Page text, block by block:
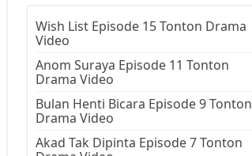
Wish List Episode 15 Tonton Drama
Video
Anom Suraya Episode 11 Tonton
Drama Video
Bulan Henti Bicara Episode 9 Tonton
Drama Video
Akad Tak Dipinta Episode 7 Tonton